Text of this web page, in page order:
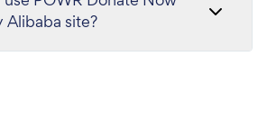
Alibaba site?